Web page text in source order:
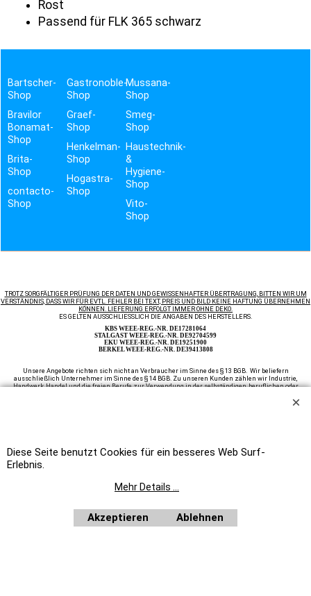
Rost
Passend für FLK 365 schwarz
Bartscher-
Shop
Bravilor
Bonamat-
Shop
Brita-
Shop
contacto-
Shop
Gastronoble-
Shop
Graef-
Shop
Henkelman-
Shop
Hogastra-
Shop
Mussana-
Shop
Smeg-
Shop
Haustechnik-
&
Hygiene-
Shop
Vito-
Shop
TROTZ SORGFÄLTIGER PRÜFUNG DER DATEN UND GEWISSENHAFTER ÜBERTRAGUNG, BITTEN WIR UM
VERSTÄNDNIS, DASS WIR FÜR EVTL. FEHLER BEI TEXT, PREIS UND BILD KEINE HAFTUNG ÜBERNEHMEN
KÖNNEN. LIEFERUNG ERFOLGT IMMER OHNE DEKO.
ES GELTEN AUSSCHLIESSLICH DIE ANGABEN DES HERSTELLERS.
KBS WEEE-REG.-NR. DE17281064
STALGAST WEEE-REG.-NR. DE92704599
EKU WEEE-REG.-NR. DE19251900
BERKEL WEEE-REG.-NR. DE39413808
Unsere Angebote richten sich nicht an Verbraucher im Sinne des § 13 BGB. Wir beliefern
ausschließlich Unternehmer im Sinne des § 14 BGB. Zu unseren Kunden zählen wir Industrie,
Handwerk, Handel und die freien Berufe zur Verwendung in der selbständigen, beruflichen oder
Auf Rechnung beliefern wir ausschließlich Ämter und Behörden, Vereine, öffentliche
Diese Seite benutzt Cookies für ein besseres Web Surf-
Erlebnis.
Mehr Details ...
Akzeptieren Ablehnen